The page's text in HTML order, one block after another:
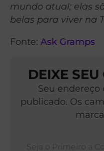
mundo atual; elas
belas para viver na
Fonte: Ask Gramps
DEIXE
Seu endereço
publicado. Os